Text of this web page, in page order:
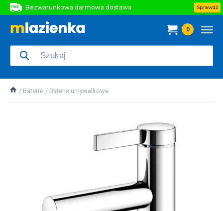
Bezwarunkowa darmowa dostawa
Bezwarunkowa darmowa dostawa
Sprawdź
0
Baterie Baterie umywalkowe